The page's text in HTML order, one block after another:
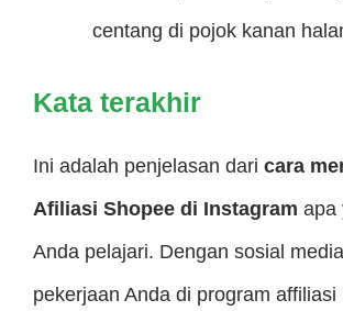
centang di pojok kanan
Kata terakhir
Ini adalah penjelasan dari cara
Afiliasi Shopee di Instagram apa
Anda pelajari. Dengan sosial
pekerjaan Anda di program affiliasi